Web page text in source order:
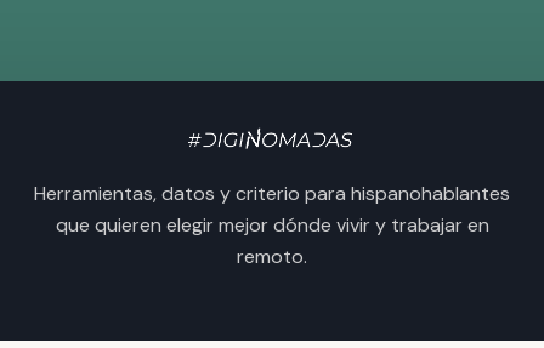
Herramientas, datos y criterio para hispanohablantes
que quieren elegir mejor dónde vivir y trabajar en
remoto.